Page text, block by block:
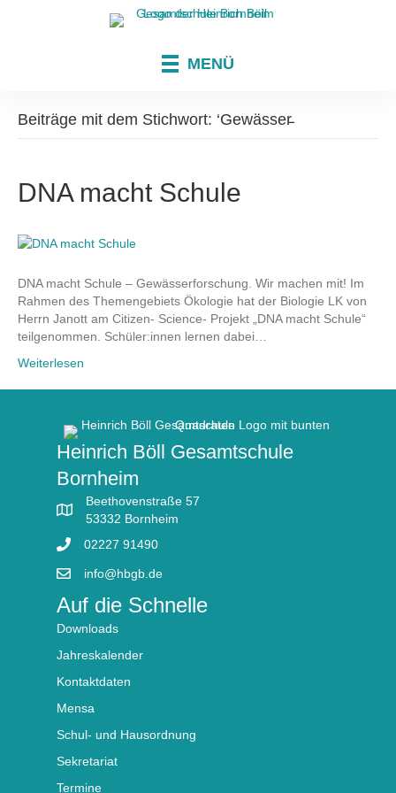
MENÜ
Beiträge mit dem Stichwort: ‘Gewässer̵
DNA macht Schule
DNA macht Schule – Gewässerforschung. Wir machen mit! Im
Rahmen des Themengebiets Ökologie hat der Biologie LK von
Herrn Janott am Citizen- Science- Projekt „DNA macht Schule“
teilgenommen. Schüler:innen lernen dabei…
Weiterlesen
Heinrich Böll Gesamtschule
Bornheim
Beethovenstraße 57
53332 Bornheim
02227 91490
info@hbgb.de
Auf die Schnelle
Downloads
Jahreskalender
Kontaktdaten
Mensa
Schul- und Hausordnung
Sekretariat
Termine